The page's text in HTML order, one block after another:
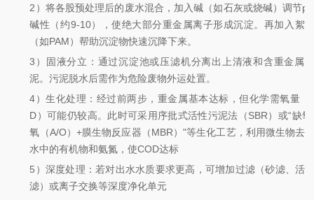
2）将各股预处理后的废水混合，加入碱（如石灰或烧碱）调节
碱性（约9-10），使绝大部分重金属离子形成沉淀。再加入絮
（如PAM）帮助沉淀物快速沉降下来。
3）固液分立：通过沉淀池或压滤机分离出上清液和含重金属
泥。污泥脱水后需作为危险废物外运处置。
4）生化处理：经过前两步，重金属基本达标，但化学需氧量（
D）可能仍较高。此时可采用序批式活性污泥法（SBR）或“缺
氧（A/O）+膜生物反应器（MBR）"等生化工艺，利用微生物去
水中的有机物和氨氮，使COD达标
5）深度处理：若对出水水质要求更高，可增加过滤（砂滤、活
滤）或离子交换等深度净化单元